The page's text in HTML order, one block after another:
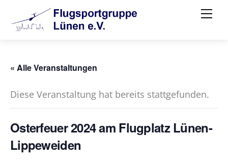
« Alle Veranstaltungen
Diese Veranstaltung hat bereits stattgefunden.
Osterfeuer 2024 am Flugplatz Lünen-
Lippeweiden